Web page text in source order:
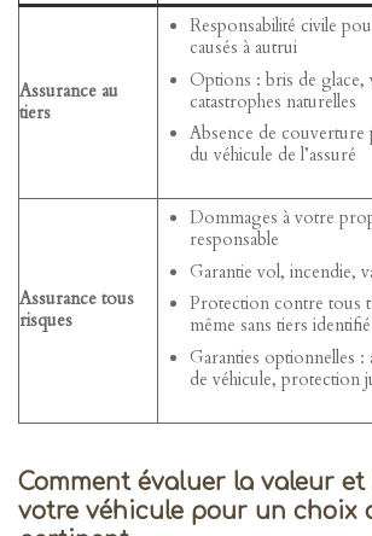
Assurance au
tiers
Responsabilité civile
causés à autrui
Options : bris de glace,
catastrophes naturelles
Absence de couverture
du véhicule de l’assuré
Assurance tous
risques
Dommages à votre
responsable
Garantie vol, incendie,
Protection contre tous
même sans tiers identifié
Garanties optionnelles :
de véhicule, protection
Comment évaluer la valeur et
votre véhicule pour un choix